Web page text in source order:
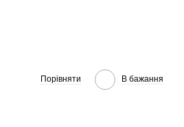
Порівняти В бажання